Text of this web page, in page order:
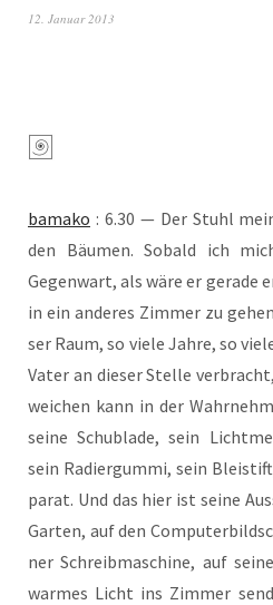
12. Januar 2013
bamako : 6.30 — Der Stuhl
den Bäu­men. Sobald ich
Gegen­wart, als wäre er gera­de
in ein ande­res Zim­mer zu
ser Raum, so vie­le Jah­re, so
Vater an die­ser Stel­le
wei­chen kann in der
sei­ne Schub­la­de, sein
sein Radier­gum­mi, sein
pa­rat. Und das hier ist sei­ne
Gar­ten, auf den
ner Schreib­ma­schi­ne, auf
war­mes Licht ins Zim­mer